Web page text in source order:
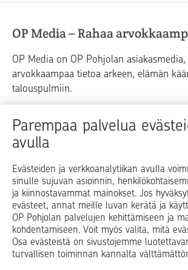
Parempaa palvelua
avulla
Evästeiden ja verkkoanalytiikan avulla
sinulle sujuvan asioinnin,
ja kiinnostavammat mainokset. Jos
evästeet, annat meille luvan kerätä ja
OP Pohjolan palvelujen kehittämiseen ja
kohdentamiseen. Voit myös valita, mitä
Osa evästeistä on sivustojemme
turvallisen toiminnan kannalta
OP Media – Rahaa
OP Media on OP Pohjolan
arvokkaampaa tietoa arkeen, elämän
talouspulmiin.
Raha Elämä
Blogit ja puheenvuorot
Op.fi OP Koti Pohjola
Facebook
X LinkedInInstagram